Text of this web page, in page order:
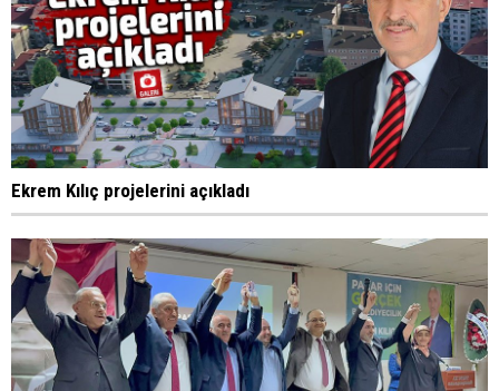
Ekrem Kılıç projelerini açıkladı